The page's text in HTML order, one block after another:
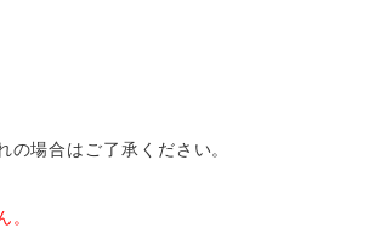
場合はご了承ください。
。